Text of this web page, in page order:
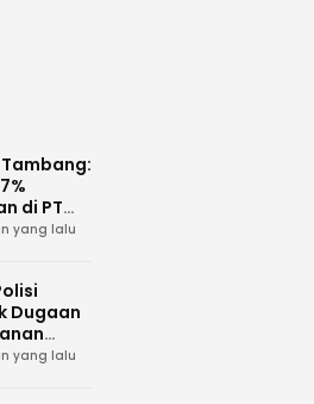
di PT
yang lalu
Dugaan
yang lalu